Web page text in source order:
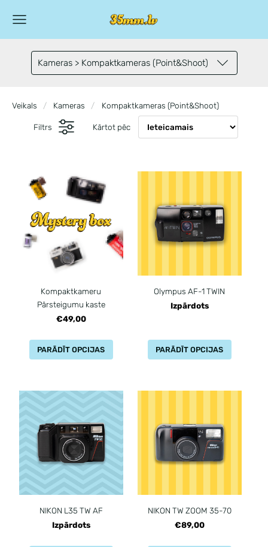
Kameras > Kompaktkameras (Point&Shoot)
Veikals Kameras Kompaktkameras (Point&Shoot)
Filtrs Kārtot pēc
Kompaktkameru
Pārsteigumu kaste
€49,00
PARĀDĪT OPCIJAS
Olympus AF-1 TWIN
Izpārdots
PARĀDĪT OPCIJAS
NIKON L35 TW AF
Izpārdots
NIKON TW ZOOM 35-70
€89,00